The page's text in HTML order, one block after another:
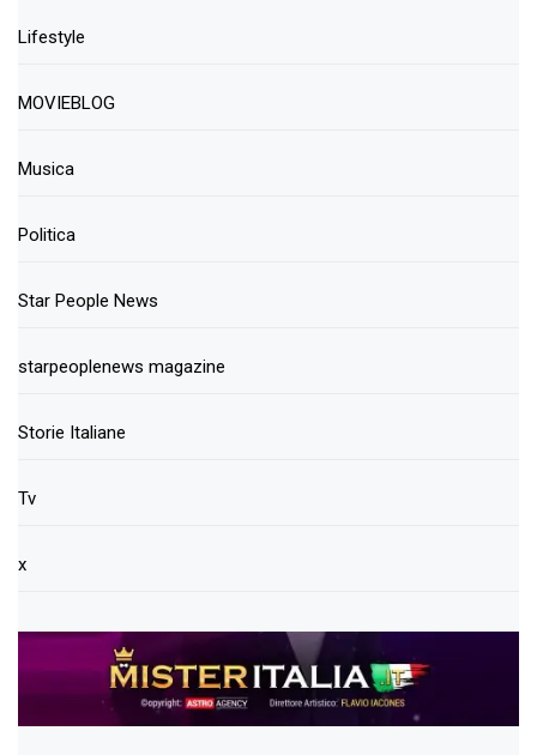
Lifestyle
MOVIEBLOG
Musica
Politica
Star People News
starpeoplenews magazine
Storie Italiane
Tv
x